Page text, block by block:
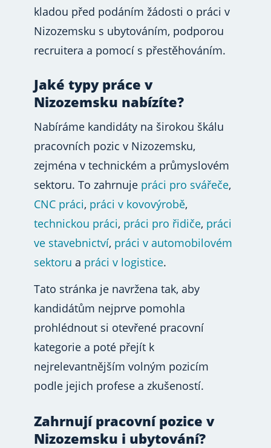
kladou před podáním žádosti o práci v
Nizozemsku s ubytováním, podporou
recruitera a pomocí s přestěhováním.
Jaké typy práce v
Nizozemsku nabízíte?
Nabíráme kandidáty na širokou škálu
pracovních pozic v Nizozemsku,
zejména v technickém a průmyslovém
sektoru. To zahrnuje práci pro svářeče,
CNC práci, práci v kovovýrobě,
technickou práci, práci pro řidiče, práci
ve stavebnictví, práci v automobilovém
sektoru a práci v logistice.
Tato stránka je navržena tak, aby
kandidátům nejprve pomohla
prohlédnout si otevřené pracovní
kategorie a poté přejít k
nejrelevantnějším volným pozicím
podle jejich profese a zkušeností.
Zahrnují pracovní pozice v
Nizozemsku i ubytování?